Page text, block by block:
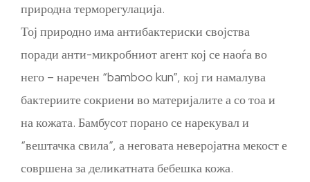
природна терморегулација.
Тој природно има антибактериски својства
поради анти-микробниот агент кој се наоѓа во
него – наречен “bamboo kun”, кој ги намалува
бактериите сокриени во материјалите а со тоа и
на кожата. Бамбусот порано се нарекувал и
“вештачка свила”, а неговата неверојатна мекост е
совршена за деликатната бебешка кожа.